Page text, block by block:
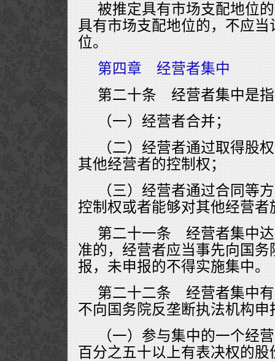
被推定具有市场支配地位
具有市场支配地位的，不应
位。
第四章 经营者集中
第二十条 经营者集中是
（一）经营者合并；
（二）经营者通过取得股
其他经营者的控制权；
（三）经营者通过合同等
控制权或者能够对其他经营者
第二十一条 经营者集中
准的，经营者应当事先向国
报，未申报的不得实施集中。
第二十二条 经营者集中
不向国务院反垄断执法机构申
（一）参与集中的一个经
百分之五十以上有表决权的股